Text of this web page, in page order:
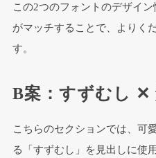
この2つのフォントのデザイ
がマッチすることで、よりく
す。
B案：すずむし ✕
こちらのセクションでは、可
る「すずむし」を見出しに使